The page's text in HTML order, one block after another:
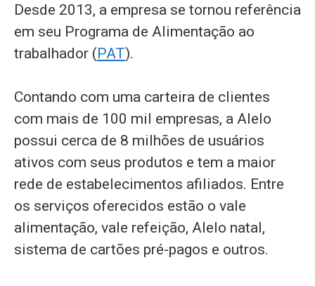
Desde 2013, a empresa se tornou referência
em seu Programa de Alimentação ao
trabalhador (PAT).
Contando com uma carteira de clientes
com mais de 100 mil empresas, a Alelo
possui cerca de 8 milhões de usuários
ativos com seus produtos e tem a maior
rede de estabelecimentos afiliados. Entre
os serviços oferecidos estão o vale
alimentação, vale refeição, Alelo natal,
sistema de cartões pré-pagos e outros.